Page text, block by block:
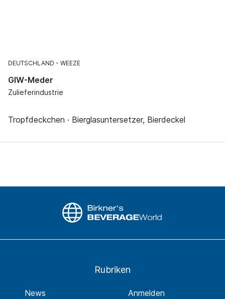
DEUTSCHLAND WEEZE
GIW-Meder
Zulieferindustrie
Tropfdeckchen · Bierglasuntersetzer, Bierdeckel
Rubriken
News
Anmelden